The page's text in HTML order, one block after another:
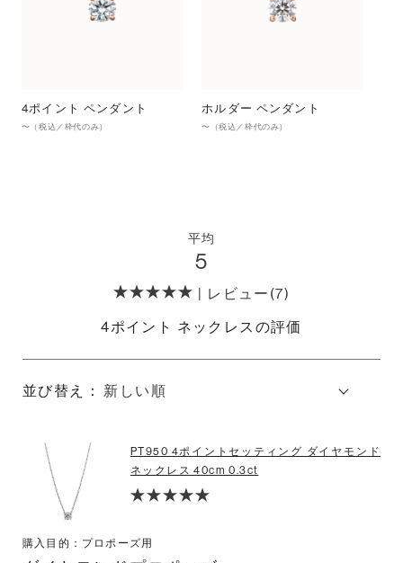
4ポイント ペンダント
〜（税込／枠代のみ）
ホルダー ペンダント
〜（税込／枠代のみ）
平均
5
| レビュー(7)
4ポイント ネックレスの評価
並び替え：
PT950 4ポイントセッティング ダイヤモンド
ネックレス 40cm 0.3ct
購入目的：プロポーズ用